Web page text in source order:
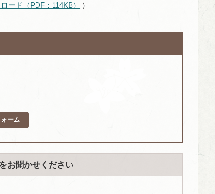
ード（PDF：114KB） ）
ーム
お聞かせください